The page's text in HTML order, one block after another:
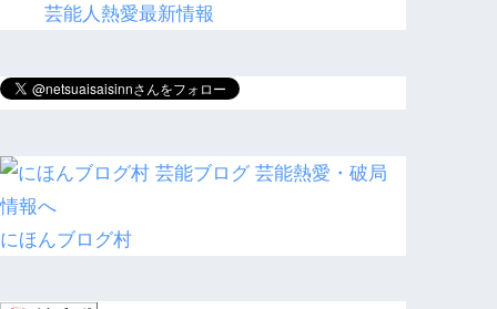
芸能人熱愛最新情報
にほんブログ村